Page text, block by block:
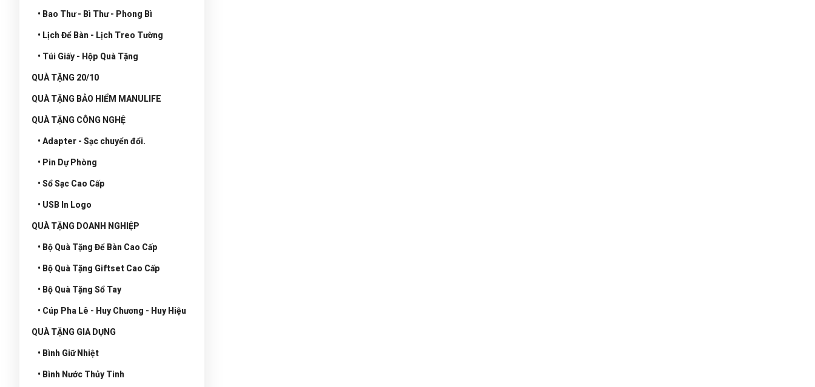
• Bao Thư - Bì Thư - Phong Bì
• Lịch Để Bàn - Lịch Treo Tường
• Túi Giấy - Hộp Quà Tặng
QUÀ TẶNG 20/10
QUÀ TẶNG BẢO HIỂM MANULIFE
QUÀ TẶNG CÔNG NGHỆ
• Adapter - Sạc chuyển đổi.
• Pin Dự Phòng
• Sổ Sạc Cao Cấp
• USB In Logo
QUÀ TẶNG DOANH NGHIỆP
• Bộ Quà Tặng Để Bàn Cao Cấp
• Bộ Quà Tặng Giftset Cao Cấp
• Bộ Quà Tặng Sổ Tay
• Cúp Pha Lê - Huy Chương - Huy Hiệu
QUÀ TẶNG GIA DỤNG
• Bình Giữ Nhiệt
• Bình Nước Thủy Tinh